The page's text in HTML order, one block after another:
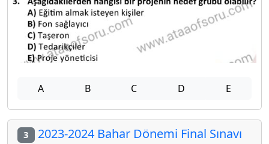
A B C D E
3 2023-2024 Bahar Dönemi Final Sınavı